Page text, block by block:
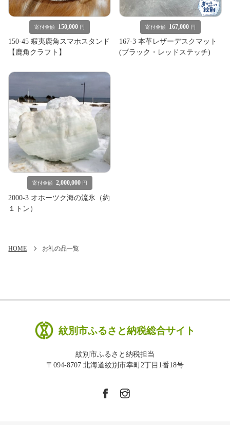
寄付金額 150,000 円
150-45 蝦夷鹿角スマホスタンド
【鹿角クラフト】
寄付金額 167,000 円
167-3 本革レザーデスクマット
(ブラック・レッドステッチ)
寄付金額 2,000,000 円
2000-3 オホーツク海の流氷（約
１トン）
HOME お礼の品一覧
紋別市ふるさと納税総合サイト
紋別市ふるさと納税担当
〒094-8707 北海道紋別市幸町2丁目1番18号